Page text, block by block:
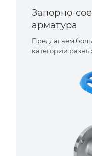
Запорно-
арматура
Предлагаем
категории